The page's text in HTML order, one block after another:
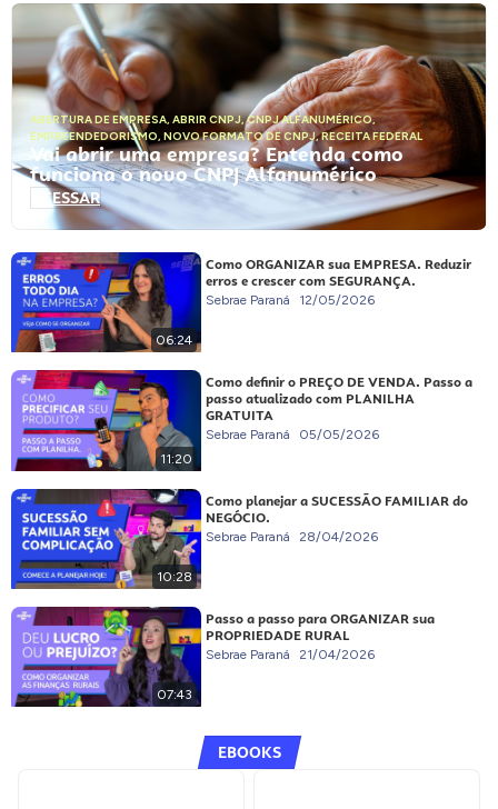
ABERTURA DE EMPRESA, ABRIR CNPJ,CNPJ ALFANUMÉRICO,
EMPREENDEDORISMO, NOVO FORMATO DE CNPJ,RECEITA FEDERAL
Vai abrir uma empresa? Entenda como
funciona o novo CNPJ Alfanumérico
ACESSAR
06:24
Como ORGANIZAR sua EMPRESA. Reduzir
erros e crescer com SEGURANÇA.
Sebrae Paraná 12/05/2026
11:20
Como definir o PREÇO DE VENDA. Passo a
passo atualizado com PLANILHA
GRATUITA
Sebrae Paraná 05/05/2026
10:28
Como planejar a SUCESSÃO FAMILIAR do
NEGÓCIO.
Sebrae Paraná 28/04/2026
07:43
Passo a passo para ORGANIZAR sua
PROPRIEDADE RURAL
Sebrae Paraná 21/04/2026
EBOOKS